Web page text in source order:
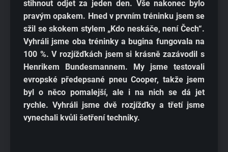
stihnout odjet za jeden den. Vše nakonec bylo
pravým opakem. Hned v prvním tréninku jsem se
sžil se skokem stylem „Kdo neskáče, není Čech“.
Vyhráli jsme oba tréninky a bugina fungovala na
100 %. V rozjížďkách jsem si krásně zazávodil s
Henrikem Bundesmannem. My jsme testovali
evropské předepsané pneu Cooper, takže jsem
byl o něco pomalejší, ale i na nich se dá jet
rychle. Vyhráli jsme dvě rozjížďky a třetí jsme
vynechali kvůli šetření techniky.